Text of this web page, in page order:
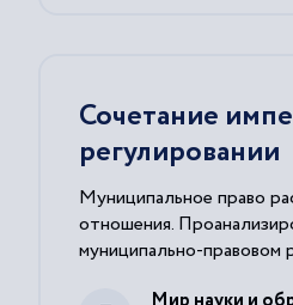
Сочетание
регулировании
Муниципальное право
отношения.
муниципально-правовом